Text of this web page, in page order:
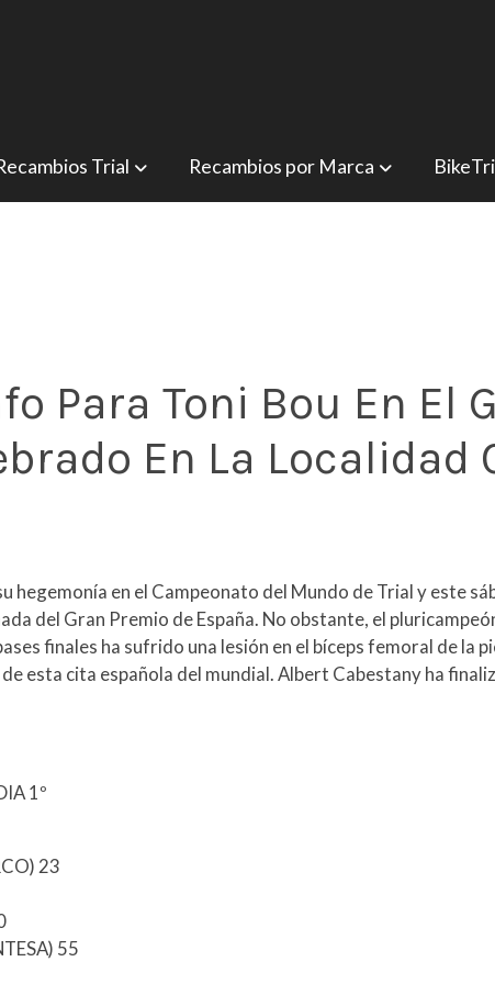
Trial Recambios por Marca
Para Toni Bou En El
En La Localidad
hegemonía en el Campeonato del Mundo de Trial y este
del Gran Premio de España. No obstante, el
finales ha sufrido una lesión en el bíceps femoral de
esta cita española del mundial. Albert Cabestany ha
1º
23
55